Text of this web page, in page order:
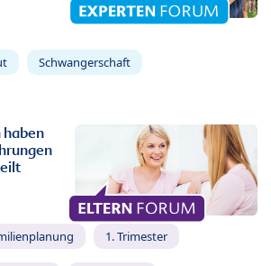
Schwangerschaft
haben
1. Trimester